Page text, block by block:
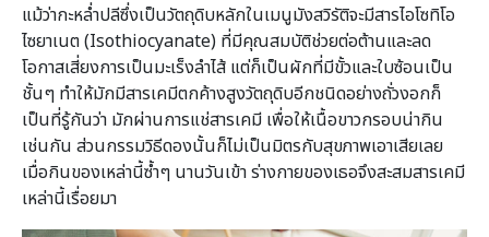
แม้ว่ากะหล่ำปลีซึ่งเป็นวัตถุดิบหลักในเมนูมังสวิรัติจะมีสารไอโซทิโอ
ไซยาเนต (Isothiocyanate) ที่มีคุณสมบัติช่วยต่อต้านและลด
โอกาสเสี่ยงการเป็นมะเร็งลำไส้ แต่ก็เป็นผักที่มีขั้วและใบซ้อนเป็น
ชั้นๆ ทำให้มักมีสารเคมีตกค้างสูงวัตถุดิบอีกชนิดอย่างถั่วงอกก็
เป็นที่รู้กันว่า มักผ่านการแช่สารเคมี เพื่อให้เนื้อขาวกรอบน่ากิน
เช่นกัน ส่วนกรรมวิธีดองนั้นก็ไม่เป็นมิตรกับสุขภาพเอาเสียเลย
เมื่อกินของเหล่านี้ซ้ำๆ นานวันเข้า ร่างกายของเธอจึงสะสมสารเคมี
เหล่านี้เรื่อยมา